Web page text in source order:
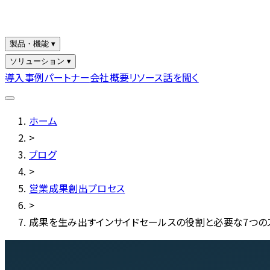
製品・機能 ▾
ソリューション ▾
導入事例パートナー会社概要リソース話を聞く
ホーム
>
ブログ
>
営業成果創出プロセス
>
成果を生み出すインサイドセールスの役割と必要な7つの